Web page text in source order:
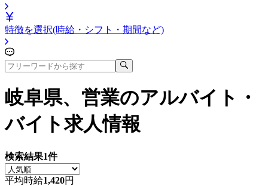
特徴を選択(時給・シフト・期間など)
岐阜県、営業のアルバイト・
バイト求人情報
検索結果1件
平均時給1,420円